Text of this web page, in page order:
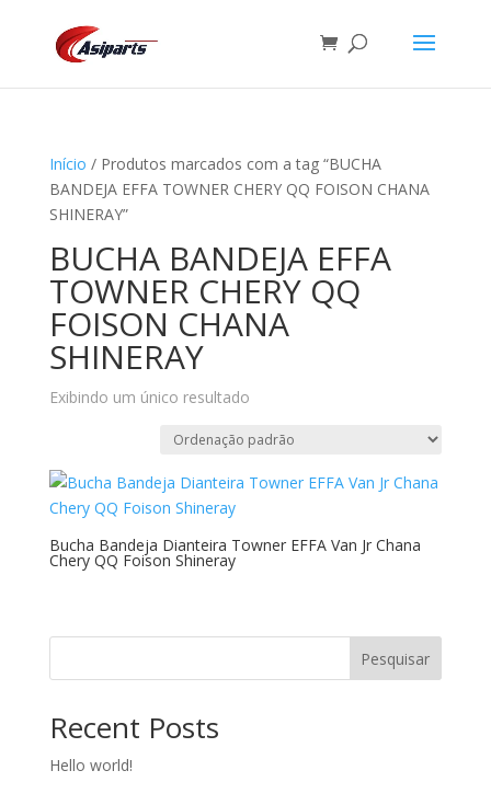
Início / Produtos marcados com a tag “BUCHA
BANDEJA EFFA TOWNER CHERY QQ FOISON CHANA
SHINERAY”
BUCHA BANDEJA EFFA
TOWNER CHERY QQ
FOISON CHANA
SHINERAY
Exibindo um único resultado
Bucha Bandeja Dianteira Towner EFFA Van Jr Chana
Chery QQ Foison Shineray
Pesquisar
Recent Posts
Hello world!